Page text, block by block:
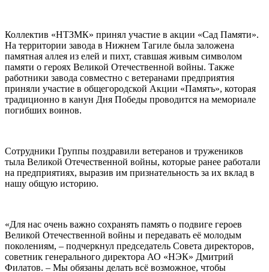
Коллектив «НТЗМК» принял участие в акции «Сад Памяти».
На территории завода в Нижнем Тагиле была заложена
памятная аллея из елей и пихт, ставшая живым символом
памяти о героях Великой Отечественной войны. Также
работники завода совместно с ветеранами предприятия
приняли участие в общегородской Акции «Память», которая
традиционно в канун Дня Победы проводится на мемориале
погибших воинов.
Сотрудники Группы поздравили ветеранов и тружеников
тыла Великой Отечественной войны, которые ранее работали
на предприятиях, выразив им признательность за их вклад в
нашу общую историю.
«Для нас очень важно сохранять память о подвиге героев
Великой Отечественной войны и передавать её молодым
поколениям, – подчеркнул председатель Совета директоров,
советник генерального директора АО «НЭК» Дмитрий
Филатов. – Мы обязаны делать всё возможное, чтобы